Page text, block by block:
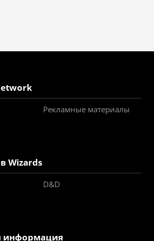
Рекламные материалы
Wizards
D&D
информация